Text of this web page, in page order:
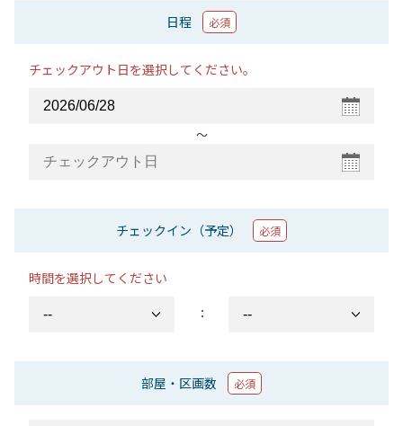
日程 必須
チェックアウト日を選択してください。
〜
チェックイン（予定） 必須
時間を選択してください
：
部屋・区画数 必須